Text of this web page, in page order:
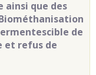
ainsi que des
de
et refus de